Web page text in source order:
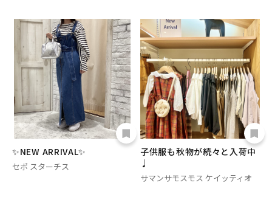
✨NEW ARRIVAL✨
セポ スターチス
子供服も秋物が続々と入荷中
♩
サマンサモスモス ケイッティオ